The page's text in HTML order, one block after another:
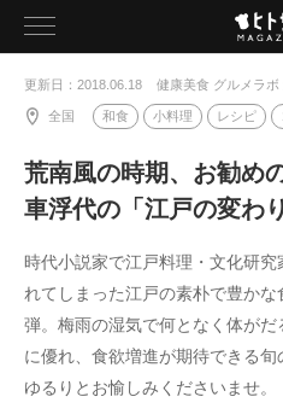
toggle
更新日：2018.06.18 健康美食 グルメラボ
全国 和食 小料理 レシピ
荒南風の時期、お勧め
車浮代の「江戸の変わ
時代小説家で江戸料理・文化研
れてしまった江戸の素朴で豊か
弾。梅雨の湿気で何となく体が
に優れ、食欲増進が期待できる
ゆるりとお愉しみくださいませ。